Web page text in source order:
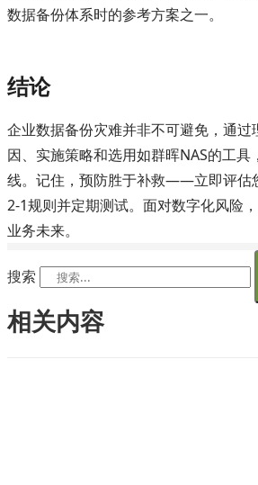
数据备份体系时的参考方案之一。
结论
企业数据备份灾难并非不可避免，通过
因、实施策略和选用如群晖NAS的工具
线。记住，预防胜于补救——立即评估
2-1规则并定期测试。面对数字化风险
业务未来。
搜索
相关内容